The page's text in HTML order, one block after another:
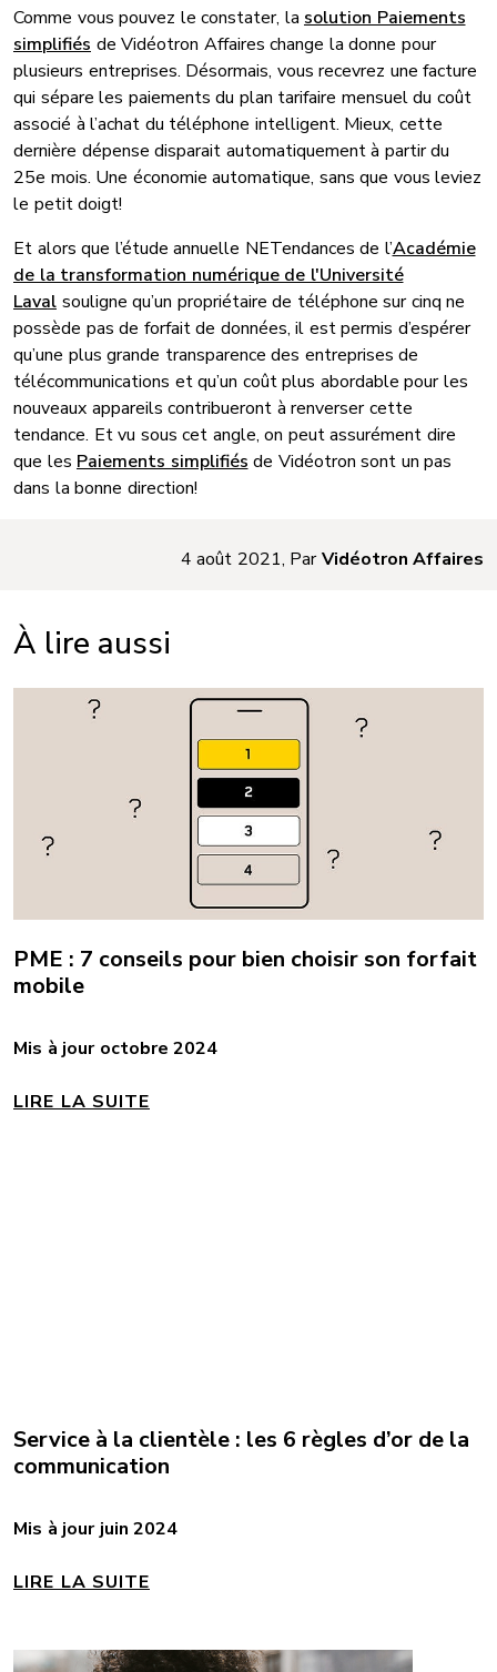
Comme vous pouvez le constater, la solution Paiements
simplifiés de Vidéotron Affaires change la donne pour
plusieurs entreprises. Désormais, vous recevrez une facture
qui sépare les paiements du plan tarifaire mensuel du coût
associé à l’achat du téléphone intelligent. Mieux, cette
dernière dépense disparait automatiquement à partir du
25e mois. Une économie automatique, sans que vous leviez
le petit doigt!
Et alors que l’étude annuelle NETendances de l’Académie
de la transformation numérique de l'Université
Laval souligne qu’un propriétaire de téléphone sur cinq ne
possède pas de forfait de données, il est permis d’espérer
qu’une plus grande transparence des entreprises de
télécommunications et qu’un coût plus abordable pour les
nouveaux appareils contribueront à renverser cette
tendance. Et vu sous cet angle, on peut assurément dire
que les Paiements simplifiés de Vidéotron sont un pas
dans la bonne direction!
4 août 2021, ParVidéotron Affaires
À lire aussi
PME : 7 conseils pour bien choisir son forfait
mobile
Mis à jour octobre 2024
LIRE LA SUITE
Service à la clientèle : les 6 règles d’or de la
communication
Mis à jour juin 2024
LIRE LA SUITE